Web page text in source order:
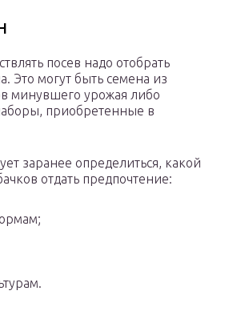
посев надо отобрать
Это могут быть семена из
минувшего урожая либо
приобретенные в
заранее определиться, какой
отдать предпочтение: